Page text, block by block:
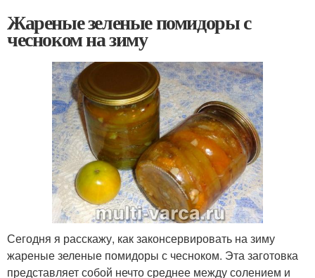
Жареные зеленые помидоры с
чесноком на зиму
Сегодня я расскажу, как законсервировать на зиму
жареные зеленые помидоры с чесноком. Эта заготовка
представляет собой нечто среднее между солением и